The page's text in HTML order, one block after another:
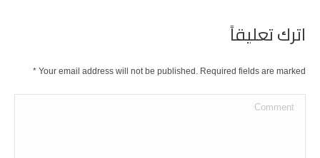
اترك تعليقاً
Your email address will not be published. Required fields are marked
*
Comment